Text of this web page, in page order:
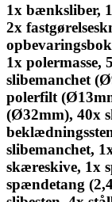
1x bænksliber,
2x
1x polermasse,
slibemanchet
polerfilt
(Ø32mm), 40x
slibemanchet,
skæreskive, 1x
spændetang